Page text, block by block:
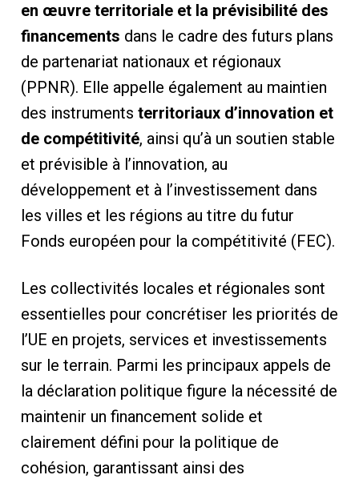
en œuvre territoriale et la prévisibilité des
financements dans le cadre des futurs plans
de partenariat nationaux et régionaux
(PPNR). Elle appelle également au maintien
des instruments territoriaux d’innovation et
de compétitivité, ainsi qu’à un soutien stable
et prévisible à l’innovation, au
développement et à l’investissement dans
les villes et les régions au titre du futur
Fonds européen pour la compétitivité (FEC).
Les collectivités locales et régionales sont
essentielles pour concrétiser les priorités de
l’UE en projets, services et investissements
sur le terrain. Parmi les principaux appels de
la déclaration politique figure la nécessité de
maintenir un financement solide et
clairement défini pour la politique de
cohésion, garantissant ainsi des